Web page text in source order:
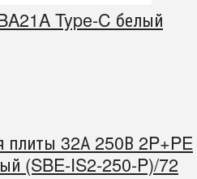
Type-C белый
плиты 32А 250В 2P+PE
(SBE-IS2-250-P)/72